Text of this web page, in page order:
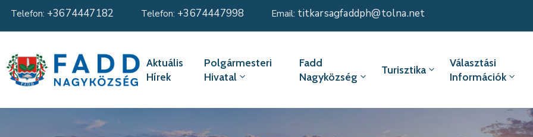
Telefon: +3674447182 Telefon: +3674447998 Email: titkarsagfaddph@tolna.net
Aktuális
Hírek
Polgármesteri
Hivatal
Fadd
Nagyközség
Turisztika
Választási
Információk